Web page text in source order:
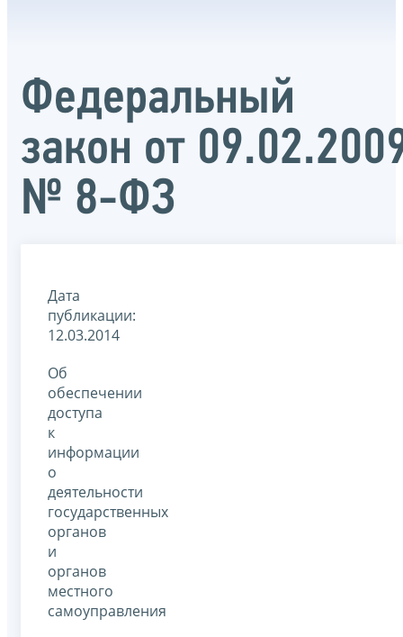
Федеральный
закон от
№ 8-ФЗ
Дата
публикации:
12.03.2014
Об
обеспечении
доступа
к
информации
о
деятельности
государственных
органов
и
органов
местного
самоуправления